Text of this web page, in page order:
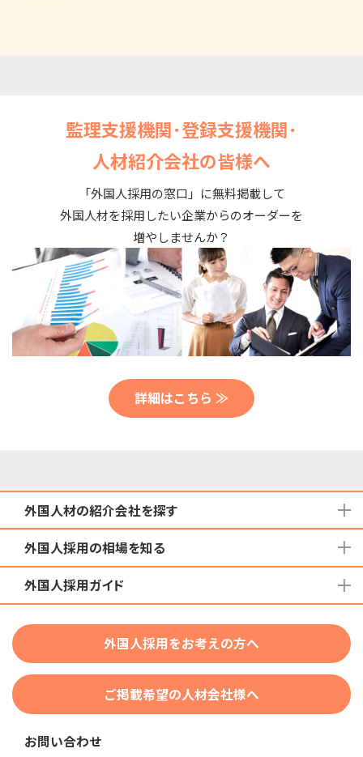
監理支援機関･登録支援機関･
人材紹介会社の皆様へ
「外国人採用の窓口」に無料掲載して
外国人材を採用したい企業からのオーダーを
増やしませんか？
詳細はこちら ≫
外国人材の紹介会社を探す
地域から検索する
国籍から検索する
在留資格から検索する
団体種別から探す
業界・職種から検索する
外国人採用の相場を知る
育成就労外国人の受け入れ相場
技人国・高度人材の受け入れ相場
外国人採用ガイド
特定技能
技術・人文知識・国際業務
外国人採用をお考えの方へ
ご掲載希望の人材会社様へ
お問い合わせ